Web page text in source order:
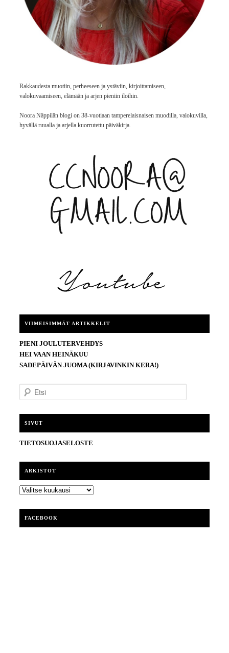
Rakkaudesta muotiin, perheeseen ja ystäviin, kirjoittamiseen,
valokuvaamiseen, elämään ja arjen pieniin iloihin.
Noora Näppilän blogi on 38-vuotiaan tamperelaisnaisen muodilla, valokuvilla,
hyvällä ruualla ja arjella kuorrutettu päiväkirja.
VIIMEISIMMÄT ARTIKKELIT
PIENI JOULUTERVEHDYS
HEI VAAN HEINÄKUU
SADEPÄIVÄN JUOMA (KIRJAVINKIN KERA!)
t
SIVUT
TIETOSUOJASELOSTE
ARKISTOT
ARKISTOT
FACEBOOK